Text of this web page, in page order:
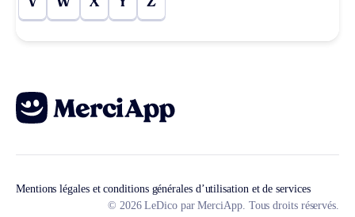
Mentions légales et conditions générales d’utilisation et de services
© 2026 LeDico par MerciApp. Tous droits réservés.